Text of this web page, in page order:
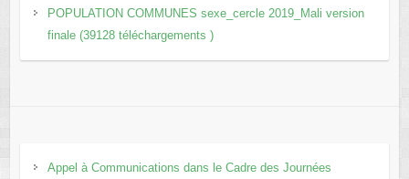
POPULATION COMMUNES sexe_cercle 2019_Mali version
finale (39128 téléchargements )
Appel à Communications dans le Cadre des Journées